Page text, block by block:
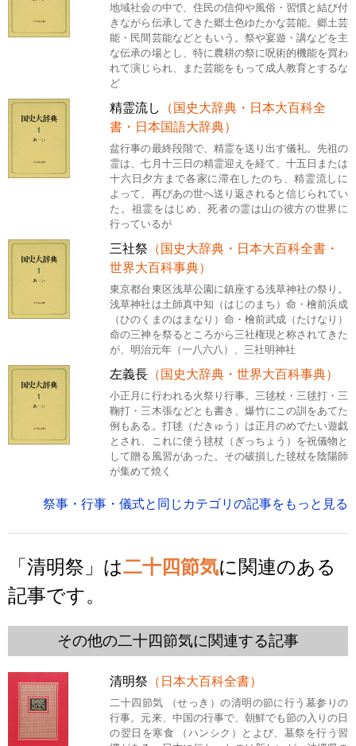
地域社会の中で、住民の信仰や風俗・習慣と結び付
きながら伝承してきた郷土色ゆたかな芸能。郷土芸
能・民間芸能などともいう。祭や宴遊・講などを主
な伝承の場とし、特に農耕の祭に呪術的機能を買わ
れて演じられ、また芸能をもって成人教育とするな
ど
精霊流し
（国史大辞典・日本大百科全
書・日本国語大辞典）
盆行事の最終段階で、精霊を送り出す儀礼。先祖の
霊は、七月十三日の精霊迎えを経て、十五日または
十六日夕方まで各家に滞在したのち、精霊流しに
よって、再びあの世へ送り返されると信じられてい
た。祖霊をはじめ、死者の霊は山の彼方の世界に
行っているが
三社祭 （国史大辞典・日本大百科全書・
世界大百科事典）
東京都台東区浅草公園に鎮座する浅草神社の祭り。
浅草神社は土師真中知（はじのまち）命・檜前浜成
（ひのくまのはまなり）命・檜前武成（たけなり）
命の三神を祭るところから三社権現と称されてきた
が、明治元年（一八六八）、三社明神社
左義長 （国史大辞典・世界大百科事典）
小正月に行われる火祭り行事。三毬杖・三毬打・三
鞠打・三木張などとも書き、爆竹にこの訓をあてた
例もある。打毬（だきゅう）は正月のめでたい遊戯
とされ、これに使う毬杖（ぎっちょう）を祝儀物と
して贈る風習があった。その破損した毬杖を陰陽師
が集めて焼く
祭事・行事・儀式と同じカテゴリの記事をもっと見る
「清明祭」は二十四節気に関連のある
記事です。
その他の二十四節気に関連する記事
清明祭 （日本大百科全書）
二十四節気 （せっき）の清明の節に行う墓参りの
行事。元来、中国の行事で、朝鮮でも節の入りの日
の翌日を寒食 （ハンシク）とよび、墓祭を行う習